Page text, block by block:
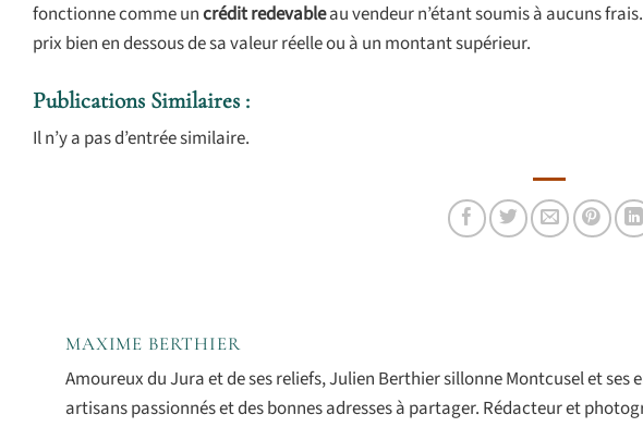
fonctionne comme uncrédit redevableau vendeur n’étant soumis à aucuns
prix bien en dessous de sa valeur réelle ou à un montant supérieur.
Publications Similaires :
Il n’y a pas d’entrée similaire.
MAXIME BERTHIER
Amoureux du Jura et de ses reliefs, Julien Berthier sillonne Montcusel et ses
artisans passionnés et des bonnes adresses à partager. Rédacteur et